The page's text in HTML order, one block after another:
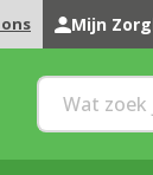
Mijn